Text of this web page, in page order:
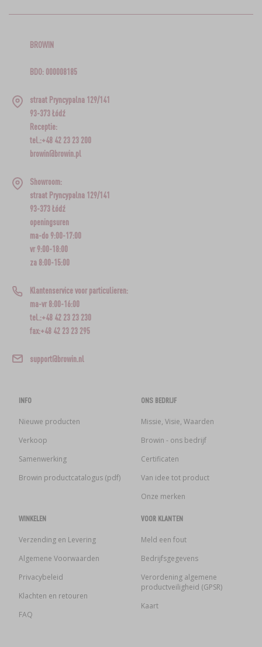
BROWIN
BDO: 000008185
straat Pryncypalna 129/141
93-373 Łódź
Receptie:
tel.:+48 42 23 23 200
browin@browin.pl
Showroom:
straat Pryncypalna 129/141
93-373 Łódź
openingsuren
ma-do 9:00-17:00
vr 9:00-18:00
za 8:00-15:00
Klantenservice voor particulieren:
ma-vr 8:00-16:00
tel.:+48 42 23 23 230
fax:+48 42 23 23 295
support@browin.nl
INFO
Nieuwe producten
Verkoop
Samenwerking
Browin productcatalogus (pdf)
ONS BEDRIJF
Missie, Visie, Waarden
Browin - ons bedrijf
Certificaten
Van idee tot product
Onze merken
WINKELEN
Verzending en Levering
Algemene Voorwaarden
Privacybeleid
Klachten en retouren
FAQ
VOOR KLANTEN
Meld een fout
Bedrijfsgegevens
Verordening algemene
productveiligheid (GPSR)
Kaart